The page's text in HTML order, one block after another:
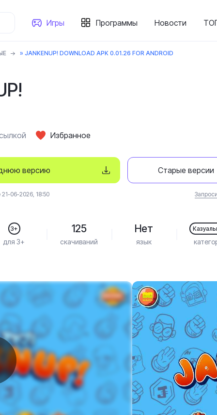
Игры Программы Новости
» JANKENUP! DOWNLOAD APK 0.01.26 FOR ANDROID
Избранное
версию Старые версии
06-2026, 18:50
3+
для 3+
125
скачиваний
Нет
язык